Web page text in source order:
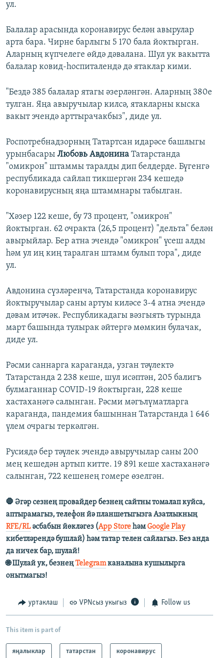
ул.
Балалар арасында коронавирус белән авырулар
арта бара. Чирне барлыгы 5 170 бала йоктырган.
Аларның күпчелеге өйдә дәвалана. Шул ук вакытта
балалар ковид-һоспиталендә дә ятаклар кими.
"Бездә 385 балалар ятагы әзерләнгән. Аларның 380е
тулган. Яңа авыручылар килсә, ятакларны кыска
вакыт эчендә арттырачакбыз", диде ул.
Роспотребнадзорның Татартсан идарәсе башлыгы
урынбасары Любовь Авдонина Татарстанда
"омикрон" штаммы таралды дип белдерде. Бүгенгә
республикада сайлап тикшергән 234 кешедә
коронавирусның яңа штаммнары табылган.
"Хәзер 122 кеше, бу 73 процент, "омикрон"
йоктырган. 62 очракта (26,5 процент) "дельта" белән
авырыйлар. Бер атна эчендә "омикрон" үсеш алды
һәм ул иң киң таралган штамм булып тора", диде
ул.
Авдонина сүзләренчә, Татарстанда коронавирус
йоктыручылар саны артуы киләсе 3-4 атна эчендә
дәвам итәчәк. Республикадагы вәзгыять турында
март башында тулырак әйтергә мөмкин булачак,
диде ул.
Рәсми саннарга караганда, узган тәүлектә
Татарстанда 2 238 кеше, шул исәптән, 205 балигъ
булмаганнар COVID-19 йоктырган, 228 кеше
хастаханәгә салынган. Рәсми мәгълүматларга
караганда, пандемия башыннан Татарстанда 1 646
үлем очрагы теркәлгән.
Русиядә бер тәүлек эчендә авыручылар саны 200
мең кешедән артып китте. 19 891 кеше хастаханәгә
салынган, 722 кешенең гомере өзелгән.
🛑 Әгәр сезнең провайдер безнең сайтны томалап куйса,
аптырамагыз, телефон йә планшетыгызга Азатлыкның
RFE/RLәсбабын йөкләгез (App StoreһәмGoogle Play
кибетләрендә бушлай) һәм татар телен сайлагыз. Без анда
да ничек бар, шулай!
🌐 Шулай ук, безнеңTelegramканалына кушылырга
онытмагыз!
уртаклаш VPNсыз укыгыз Follow us
This item is part of
яңалыклар татарстан коронавирус